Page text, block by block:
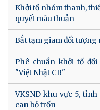
Khởi tố nhóm thanh,
quyết mâu thuẫn
Bắt tạm giam đối tượng
Phê chuẩn khởi tố
"Việt Nhật CB"
VKSND khu vực 5,
can bỏ trốn